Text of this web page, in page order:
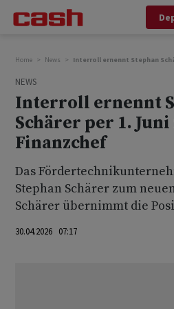
Home News Interroll ernennt Stephan
NEWS
Interroll ernennt
Schärer per 1. Juni
Finanzchef
Das
Stephan Schärer zum
Schärer übernimmt die
30.04.2026 07:17